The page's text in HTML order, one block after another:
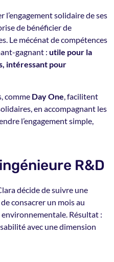
solidaire de ses
de bénéficier de
Le mécénat de compétences
gagnant : utile pour la
intéressant pour
comme Day One, facilitent
en accompagnant les
l’engagement simple,
R&D
décide de suivre une
consacrer un mois au
Résultat :
avec une dimension